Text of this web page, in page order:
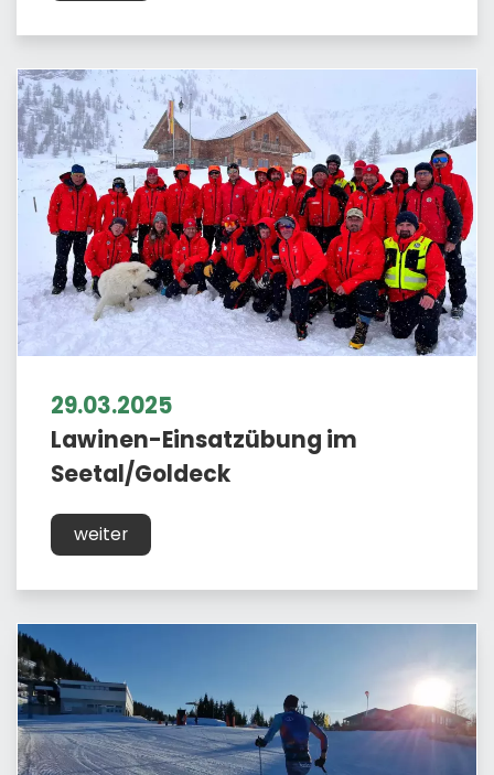
29.03.2025
Lawinen-Einsatzübung im
Seetal/Goldeck
weiter